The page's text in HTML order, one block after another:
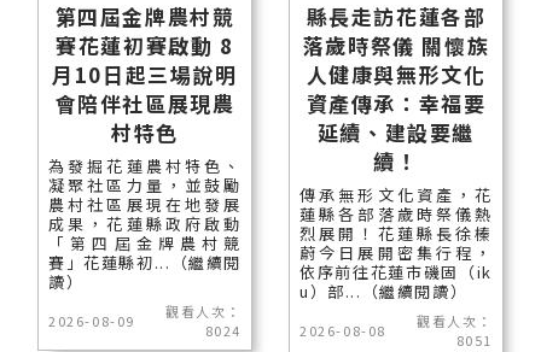
第四屆金牌農村競
賽花蓮初賽啟動 8
月10日起三場說明
會陪伴社區展現農
村特色
為發掘花蓮農村特色、
凝聚社區力量，並鼓勵
農村社區展現在地發展
成果，花蓮縣政府啟動
「第四屆金牌農村競
賽」花蓮縣初...（繼續閱
讀）
2026-08-09
觀看人次：
8024
縣長走訪花蓮各部
落歲時祭儀 關懷族
人健康與無形文化
資產傳承：幸福要
延續、建設要繼
續！
傳承無形文化資產，花
蓮縣各部落歲時祭儀熱
烈展開！花蓮縣長徐榛
蔚今日展開密集行程，
依序前往花蓮市磯固（ik
u）部...（繼續閱讀）
2026-08-08
觀看人次：
8051